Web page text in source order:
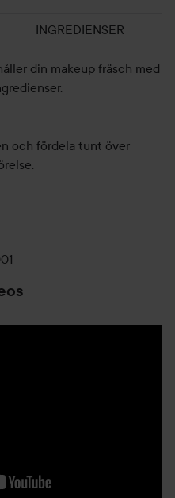
INGREDIENSER
din makeup fräsch med
och fördela tunt över